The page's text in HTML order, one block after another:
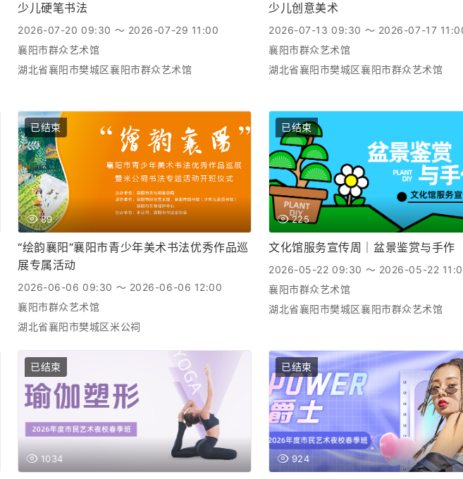
少儿硬笔书法
2026-07-20 09:30 ～ 2026-07-29 11:00
襄阳市群众艺术馆
湖北省襄阳市樊城区襄阳市群众艺术馆
少儿创意美术
2026-07-13 09:30 ～ 2026-07-17
襄阳市群众艺术馆
湖北省襄阳市樊城区襄阳市群众艺术馆
已结束
89
“绘韵襄阳”襄阳市青少年美术书法优秀作品巡
展专属活动
2026-06-06 09:30 ～ 2026-06-06 12:00
襄阳市群众艺术馆
湖北省襄阳市樊城区米公祠
已结束
225
文化馆服务宣传周｜盆景鉴赏与手作
2026-05-22 09:30 ～ 2026-05-22
襄阳市群众艺术馆
湖北省襄阳市樊城区襄阳市群众艺术馆
已结束
1034
已结束
924